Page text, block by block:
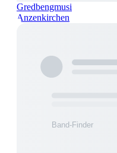
Gredbengmusi
Anzenkirchen